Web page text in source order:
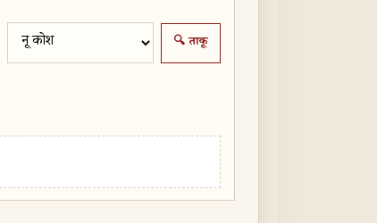
🔍 ताकू